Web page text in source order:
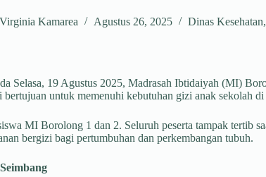
Kamarea Agustus 26, 2025 Dinas Kesehatan,
Selasa, 19 Agustus 2025, Madrasah Ibtidaiyah (MI)
untuk memenuhi kebutuhan gizi anak sekolah
MI Borolong 1 dan 2. Seluruh peserta tampak tertib
bergizi bagi pertumbuhan dan perkembangan tubuh.